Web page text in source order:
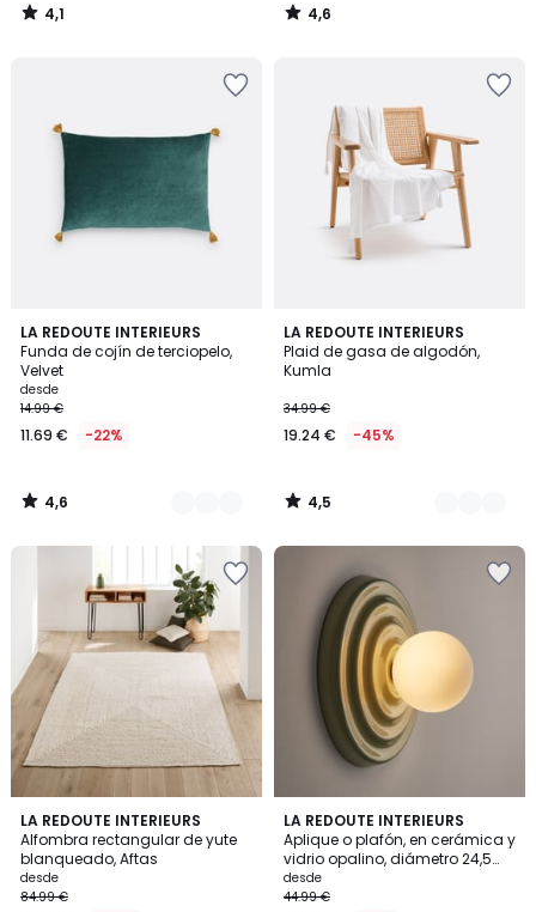
4,1
/
4,6
/
LA REDOUTE INTERIEURS
Funda de cojín de terciopelo,
Velvet
desde
14.99 €
11.69 € -22%
4,6
/ 5
10
Colores
4,6
/
LA REDOUTE INTERIEURS
Plaid de gasa de algodón,
Kumla
34.99 €
19.24 € -45%
4,5
/ 5
2
Colores
4,5
/
LA REDOUTE INTERIEURS
Alfombra rectangular de yute
blanqueado, Aftas
desde
84.99 €
3,9
/ 5
LA REDOUTE INTERIEURS
Aplique o plafón, en cerámica y
vidrio opalino, diámetro 24,5
cm, HOLI
desde
44.99 €
4,8
/ 5
4
Colores